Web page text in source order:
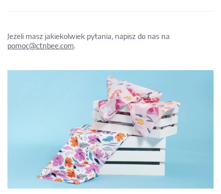
Jeżeli masz jakiekolwiek pytania, napisz do nas na
pomoc@ctnbee.com.